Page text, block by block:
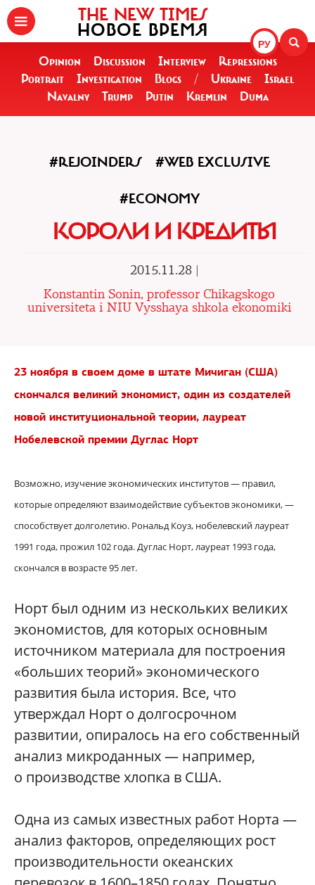
РУ
THE NEW TIMES
НОВОЕ ВРЕМЯ
Opinion Discussion Interview
Repressions
Portrait
Investigation Blogs / Ukraine
Israel
Navalny
Trump Putin Kremlin Duma
#REJOINDERS #WEB EXCLUSIVE
#ECONOMY
КОРОЛИ И КРЕДИТЫ
2015.11.28 |
Konstantin Sonin, professor Chikagskogo
universiteta i NIU Vysshaya shkola ekonomiki
23 ноября в своем доме в штате Мичиган (США)
скончался великий экономист, один из создателей
новой институциональной теории, лауреат
Нобелевской премии Дуглас Норт
Возможно, изучение экономических институтов — правил,
которые определяют взаимодействие субъектов экономики, —
способствует долголетию. Рональд Коуз, нобелевский лауреат
1991 года, прожил 102 года. Дуглас Норт, лауреат 1993 года,
скончался в возрасте 95 лет.
Норт был одним из нескольких великих
экономистов, для которых основным
источником материала для построения
«больших теорий» экономического
развития была история. Все, что
утверждал Норт о долгосрочном
развитии, опиралось на его собственный
анализ микроданных — например,
о производстве хлопка в США.
Одна из самых известных работ Норта —
анализ факторов, определяющих рост
производительности океанских